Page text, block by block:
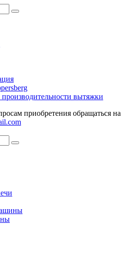
производительности вытяжки
приобретения обращаться на